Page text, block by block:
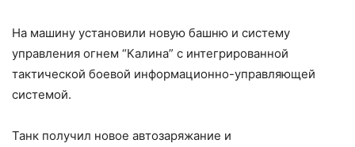
На машину установили новую башню и систему
управления огнем “Калина” с интегрированной
тактической боевой информационно-управляющей
системой.
Танк получил новое автозаряжание и